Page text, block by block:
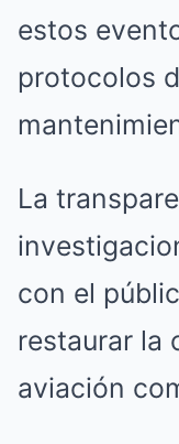
estos
protocolos
La
con el
restaurar la
aviación